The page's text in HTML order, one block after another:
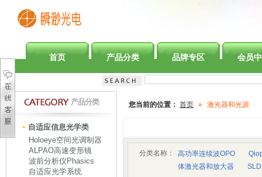
首页 产品分类 品牌专区 会员
产品分类
自适应信息光学类
Holoeye空间光调制器
ALPAO高速变形镜
波前分析仪Phasics
自适应光学系统
您当前的位置： 首页 » 激光器和光源
分类名称： 高功率连续波OPO
体激光器和放大器